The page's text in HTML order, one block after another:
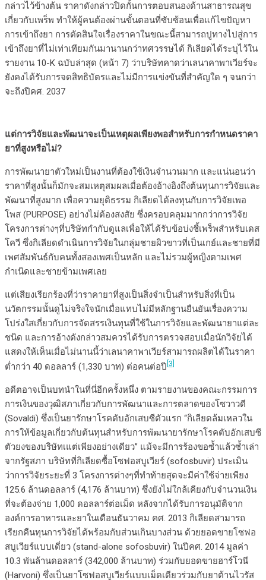
กล่าวไว้ข้างต้น ราคาดังกล่าวปิดกั้นการตอบสนองด้านสาธารณสุข
เกี่ยวกับเพร็พ ทำให้ผู้คนต้องผ่านขั้นตอนที่ซับซ้อนเพื่อแก้ไขปัญหา
การเข้าถึงยา การตัดสินใจเรื่องราคาในขณะนี้สามารถปูทางไปสู่การ
เข้าถึงยาที่ไม่เท่าเทียมกันมานานกว่าทศวรรษได้ กิเลียดได้ระบุไว้ใน
รายงาน 10-K ฉบับล่าสุด (หน้า 7) ว่าบริษัทคาดว่าเลนาคาพาเวียร์จะ
ยังคงได้รับการจดสิทธิบัตรและไม่มีการแข่งขันที่สำคัญใด ๆ จนกว่า
จะถึงปีคศ. 2037
แต่การวิจัยและพัฒนาจะเป็นเหตุผลเพียงพอสำหรับการกำหนดราคา
ยาที่สูงหรือไม่?
การพัฒนายาตัวใหม่เป็นงานที่ต้องใช้เงินจำนวนมาก และแน่นอนว่า
ราคาที่สูงนั้นก็มักจะสมเหตุสมผลเมื่อต้องอ้างอิงถึงต้นทุนการวิจัยและ
พัฒนาที่สูงมาก เพื่อความยุติธรรม กิเลียดได้ลงทุนกับการวิจัยเพอ
โพส (PURPOSE) อย่างไม่ต้องสงสัย ซึ่งครอบคลุมมากกว่าการวิจัย
โครงการต่างๆที่บริษัทกำกับดูแลเพื่อให้ได้รับข้อบ่งชี้เพร็พสำหรับเดส
โควี ซึ่งกิเลียดดำเนินการวิจัยในกลุ่มชายผิวขาวที่เป็นเกย์และชายที่มี
เพศสัมพันธ์กับคนทั้งสองเพศเป็นหลัก และไม่รวมผู้หญิงตามเพศ
กำเนิดและชายข้ามเพศเลย
แต่เสียงเรียกร้องที่ว่าราคายาที่สูงเป็นสิ่งจำเป็นสำหรับสิ่งที่เป็น
นวัตกรรมนั้นดูไม่จริงใจนักเมื่อแทบไม่มีหลักฐานยืนยันเรื่องความ
โปร่งใสเกี่ยวกับการจัดสรรเงินทุนที่ใช้ในการวิจัยและพัฒนายาแต่ละ
ชนิด และการอ้างดังกล่าวสมควรได้รับการตรวจสอบเมื่อนักวิจัยได้
แสดงให้เห็นเมื่อไม่นานนี้ว่าเลนาคาพาเวียร์สามารถผลิตได้ในราคา
ต่ำกว่า 40 ดอลลาร์ (1,330 บาท) ต่อคนต่อปี [3]
อดีตอาจเป็นบทนำในที่นี่อีกครั้งหนึ่ง ตามรายงานของคณะกรรมการ
การเงินของวุฒิสภาเกี่ยวกับการพัฒนาและการตลาดของโซวาวดี
(Sovaldi) ซึ่งเป็นยารักษาโรคตับอักเสบซีตัวแรก “กิเลียดล้มเหลวใน
การให้ข้อมูลเกี่ยวกับต้นทุนสำหรับการพัฒนายารักษาโรคตับอักเสบซี
ตัวยงของบริษัทเแต่เพียงอย่างเดียว” แม้จะมีการร้องขอซ้ำแล้วซ้ำเล่า
จากรัฐสภา บริษัทที่กิเลียดซื้อโซฟอสบูเวียร์ (sofosbuvir) ประเมิน
ว่าการวิจัยระยะที่ 3 โครงการต่างๆที่ทำท้ายสุดจะมีค่าใช้จ่ายเพียง
125.6 ล้านดอลลาร์ (4,176 ล้านบาท) ซึ่งยังไม่ใกล้เคียงกับจำนวนเงิน
ที่จะต้องจ่าย 1,000 ดอลลาร์ต่อเม็ด หลังจากได้รับการอนุมัติจาก
องค์การอาหารและยาในเดือนธันวาคม คศ. 2013 กิเลียดสามารถ
เรียกคืนทุนการวิจัยได้พร้อมกับส่วนเกินบางส่วน ด้วยยอดขายโซฟอ
สบูเวียร์แบบเดี่ยว (stand-alone sofosbuvir) ในปีคศ. 2014 มูลค่า
10.3 พันล้านดอลลาร์ (342,000 ล้านบาท) ร่วมกับยอดขายฮาร์โวนี
(Harvoni) ซึ่งเป็นยาโซฟอสบูเวียร์แบบเม็ดเดียวร่วมกับยาต้านไวรัส